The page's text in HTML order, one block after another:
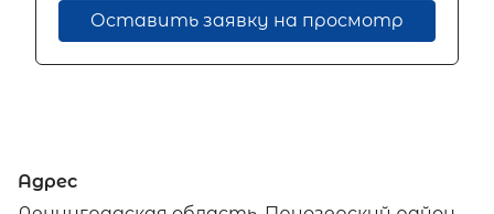
Оставить заявку на просмотр
Адрес